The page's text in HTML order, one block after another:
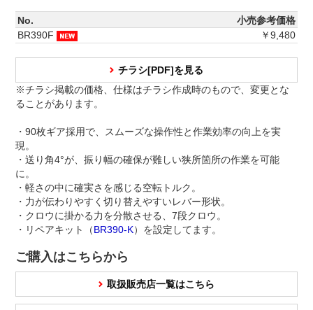
No.
小売参考価格
BR390F
￥9,480
チラシ[PDF]を見る
※チラシ掲載の価格、仕様はチラシ作成時のもので、変更とな
ることがあります。
・90枚ギア採用で、スムーズな操作性と作業効率の向上を実
現。
・送り角4°が、振り幅の確保が難しい狭所箇所の作業を可能
に。
・軽さの中に確実さを感じる空転トルク。
・力が伝わりやすく切り替えやすいレバー形状。
・クロウに掛かる力を分散させる、7段クロウ。
・リペアキット（BR390-K）を設定してます。
ご購入はこちらから
取扱販売店一覧はこちら